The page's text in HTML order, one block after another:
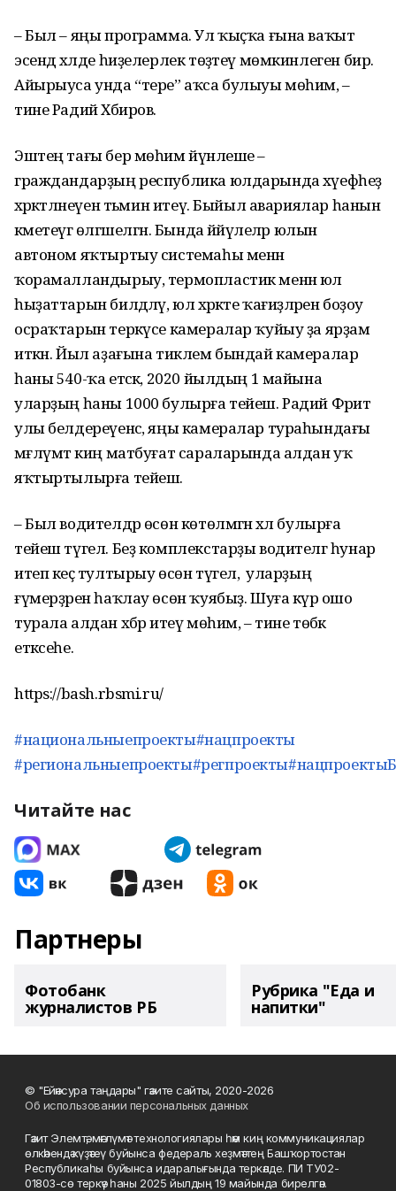
– Был – яңы программа. Ул ҡыҫҡа ғына ваҡыт
эсендә хәлде һиҙелерлек төҙәтеү мөмкинлеген бирә.
Айырыуса унда “тере” аҡса булыуы мөһим, –
тине Радий Хәбиров.
Эштең тағы бер мөһим йүнәлеше –
граждандарҙың республика юлдарында хәүефһеҙ
хәрәкәтләнеүен тәьмин итеү. Быйыл авариялар һанын
кәметеүгә өлгәшелгән. Бында йәйәүлеләр юлын
автоном яҡтыртыу системаһы менән
ҡорамалландырыу, термопластик менән юл
һыҙаттарын билдәләү, юл хәрәкәте ҡағиҙәләрен боҙоу
осраҡтарын теркәүсе камералар ҡуйыу ҙа ярҙам
иткән. Йыл аҙағына тиклем бындай камералар
һаны 540-ҡа етәсәк, 2020 йылдың 1 майына
уларҙың һаны 1000 булырға тейеш. Радий Фәрит
улы белдереүенсә, яңы камералар тураһындағы
мәғлүмәт киң матбуғат сараларында алдан уҡ
яҡтыртылырға тейеш.
– Был водителдәр өсөн көтөлмәгән хәл булырға
тейеш түгел. Беҙ комплекстарҙы водителгә һунар
итеп кеҫә тултырыу өсөн түгел, ә уларҙың
ғүмерҙәрен һаҡлау өсөн ҡуябыҙ. Шуға күрә ошо
турала алдан хәбәр итеү мөһим, – тине төбәк
етәксеһе.
https://bash.rbsmi.ru/
#национальныепроекты#нацпроекты
#региональныепроекты#регпроекты
Читайте нас
Партнеры
Фотобанк
журналистов РБ
Рубрика "Еда и
напитки"
© "Ейәнсура таңдары" гәзите сайты, 2020-2026
Об использовании персональных данных
Гәзит Элемтә, мәғлүмәт технологиялары һәм киң коммуникациялар
өлкәһендә күҙәтеү буйынса федераль хеҙмәттең Башҡортостан
Республикаһы буйынса идаралығында теркәлде. ПИ ТУ02-
01803-сө теркәү һаны 2025 йылдың 19 майында бирелгән.